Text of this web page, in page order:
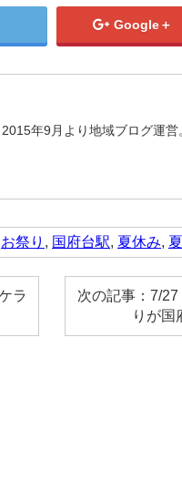
Google＋
年9月より地域ブログ運営
お祭り , 国府台駅, 夏休み,
ラ
次の記事：7/
りが国